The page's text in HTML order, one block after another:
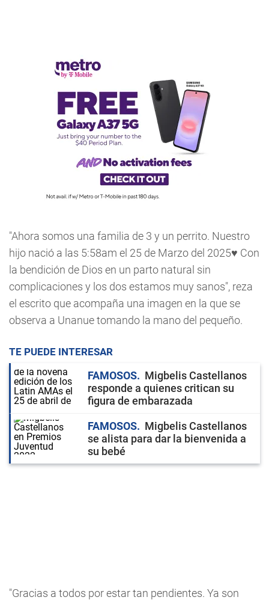
"Ahora somos una familia de 3 y un perrito. Nuestro
hijo nació a las 5:58am el 25 de Marzo del 2025♥ Con
la bendición de Dios en un parto natural sin
complicaciones y los dos estamos muy sanos", reza
el escrito que acompaña una imagen en la que se
observa a Unanue tomando la mano del pequeño.
TE PUEDE INTERESAR
FAMOSOS
Migbelis Castellanos
responde a quienes critican su
figura de embarazada
FAMOSOS
Migbelis Castellanos
se alista para dar la bienvenida a
su bebé
"Gracias a todos por estar tan pendientes. Ya son